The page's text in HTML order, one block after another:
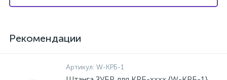
Рекомендации
Артикул: W-КРБ-1